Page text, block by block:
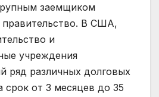
заемщиком
правительство. В США,
и
учреждения
ряд различных долговых
срок от 3 месяцев до 35